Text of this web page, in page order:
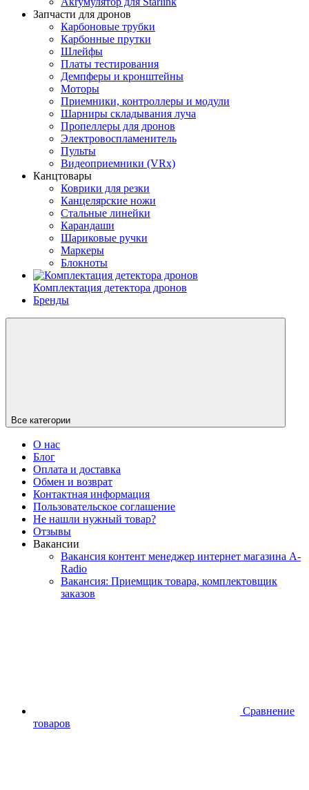
Запчасти для дронов
Карбоновые трубки
Карбонные прутки
Шлейфы
Платы тестирования
Демпферы и кронштейны
Моторы
Приемники, контроллеры и модули
Шарниры складывания луча
Пропеллеры для дронов
Электровоспламенитель
Пульты
Видеоприемники (VRx)
Канцтовары
Коврики для резки
Канцелярские ножи
Стальные линейки
Карандаши
Шариковые ручки
Маркеры
Блокноты
Комплектация детектора дронов
Бренды
Все категории
О нас
Блог
Оплата и доставка
Обмен и возврат
Контактная информация
Пользовательское соглашение
Не нашли нужный товар?
Отзывы
Вакансии
Вакансия контент менеджер интернет магазина A-
Radio
Вакансия: Приемщик товара, комплектовщик
заказов
Сравнение
товаров